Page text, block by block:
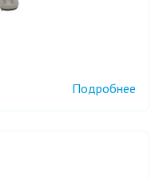
Подробнее